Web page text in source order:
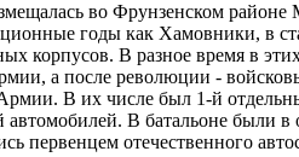
во Фрунзенском районе
годы как Хамовники, в
корпусов. В разное время в
а после революции -
В их числе был 1-й
автомобилей. В батальоне были
первенцем отечественного